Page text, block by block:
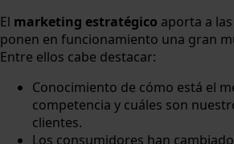
El marketing estratégico aporta a
ponen en funcionamiento una gran
Entre ellos cabe destacar:
Conocimiento de cómo está el
competencia y cuáles son
clientes.
Los consumidores han